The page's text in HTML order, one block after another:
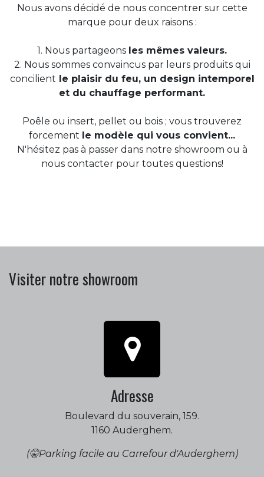
Nous avons décidé de nous concentrer sur cette
marque pour deux raisons :
1. Nous partageons les mêmes valeurs.
2. Nous sommes convaincus par leurs produits qui
concilient le plaisir du feu, un design intemporel
et du chauffage performant.
Poêle ou insert, pellet ou bois ; vous trouverez
forcement le modèle qui vous convient...
N'hésitez pas à passer dans notre showroom ou à
nous contacter pour toutes questions!
Visiter notre showroom
Adresse
Boulevard du souverain, 159.
1160 Auderghem.
(🤫Parking facile au Carrefour d'Auderghem)